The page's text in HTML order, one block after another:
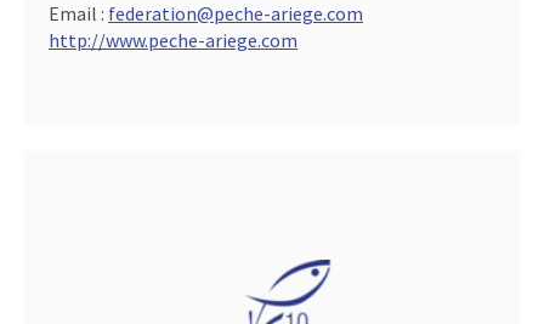
Email : federation@peche-ariege.com
http://www.peche-ariege.com